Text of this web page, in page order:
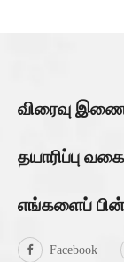
விரைவு
தயாரிப்பு வகை
எங்களைப்
Facebook